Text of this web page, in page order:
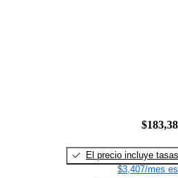
El precio incluye tasas
$3,407/mes